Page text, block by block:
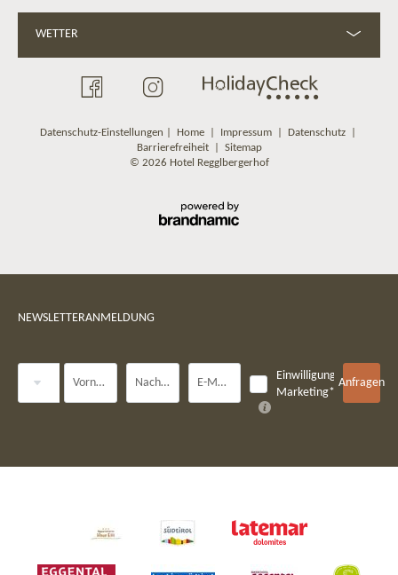
WETTER
Datenschutz-Einstellungen Home| Impressum| Datenschutz|
Barrierefreiheit| Sitemap
© 2026 Hotel Regglbergerhof
NEWSLETTERANMELDUNG
Vorname Nachname* E-Mail*
Einwilligung
Marketing*
Anfragen